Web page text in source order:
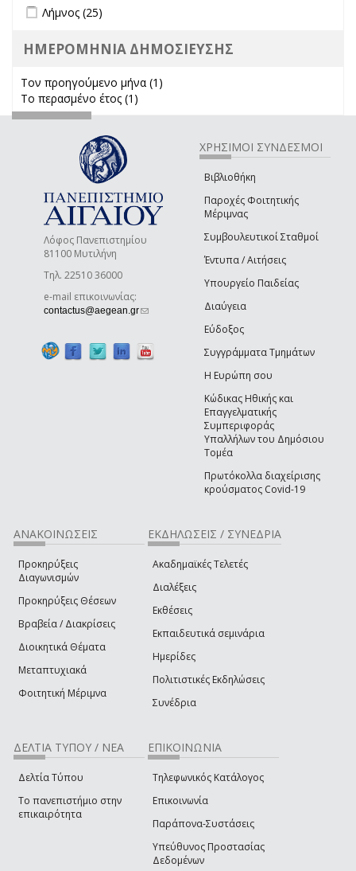
Apply Λήμνος filter
Λήμνος (25)
ΗΜΕΡΟΜΗΝΙΑ ΔΗΜΟΣΙΕΥΣΗΣ
Τον προηγούμενο μήνα (1)
Το περασμένο έτος (1)
Λόφος Πανεπιστημίου
81100 Μυτιλήνη
Τηλ. 22510 36000
e-mail επικοινωνίας:
contactus@aegean.gr(link sends e-mail)
ΧΡΗΣΙΜΟΙ ΣΥΝΔΕΣΜΟΙ
Βιβλιοθήκη
Παροχές Φοιτητικής
Μέριμνας
Συμβουλευτικοί Σταθμοί
Έντυπα / Αιτήσεις
Υπουργείο Παιδείας
Διαύγεια
Εύδοξος
Συγγράμματα Τμημάτων
Η Ευρώπη σου
Κώδικας Ηθικής και
Επαγγελματικής
Συμπεριφοράς
Υπαλλήλων του Δημόσιου
Τομέα
Πρωτόκολλα διαχείρισης
κρούσματος Covid-19
ΑΝΑΚΟΙΝΩΣΕΙΣ
Προκηρύξεις
Διαγωνισμών
Προκηρύξεις Θέσεων
Βραβεία / Διακρίσεις
Διοικητικά Θέματα
Μεταπτυχιακά
Φοιτητική Μέριμνα
ΕΚΔΗΛΩΣΕΙΣ / ΣΥΝΕΔΡΙΑ
Ακαδημαϊκές Τελετές
Διαλέξεις
Εκθέσεις
Εκπαιδευτικά σεμινάρια
Ημερίδες
Πολιτιστικές Εκδηλώσεις
Συνέδρια
ΔΕΛΤΙΑ ΤΥΠΟΥ / ΝΕΑ
Δελτία Τύπου
Το πανεπιστήμιο στην
επικαιρότητα
ΕΠΙΚΟΙΝΩΝΙΑ
Τηλεφωνικός Κατάλογος
Επικοινωνία
Παράπονα-Συστάσεις
Υπεύθυνος Προστασίας
Δεδομένων